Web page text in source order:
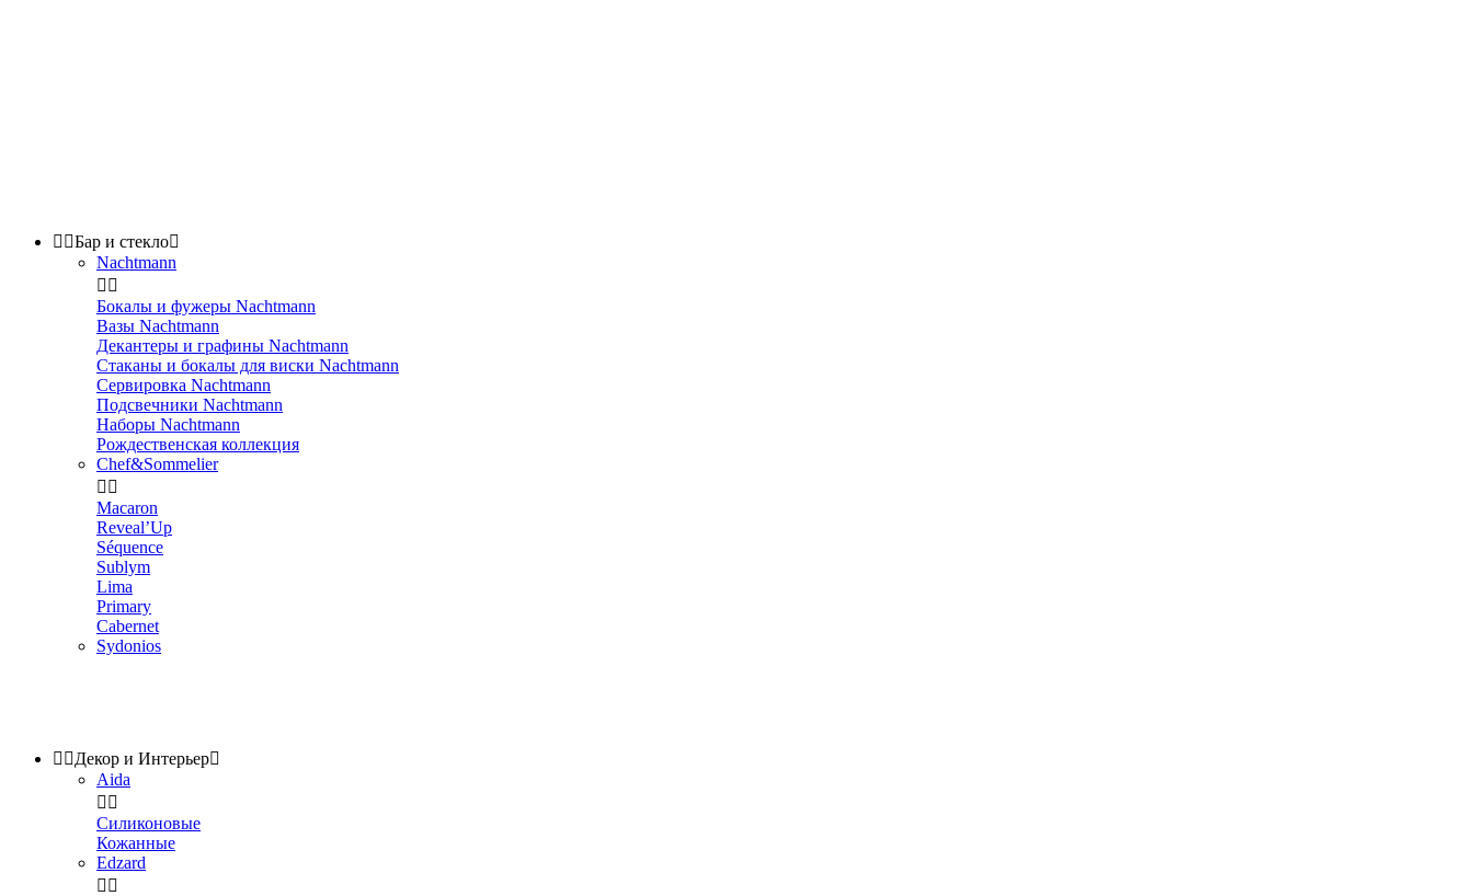
 Бар и стекло
Nachtmann
 
Бокалы и фужеры Nachtmann
Вазы Nachtmann
Декантеры и графины Nachtmann
Стаканы и бокалы для виски Nachtmann
Сервировка Nachtmann
Подсвечники Nachtmann
Наборы Nachtmann
Рождественская коллекция
Chef&Sommelier
 
Macaron
Reveal’Up
Séquence
Sublym
Lima
Primary
Cabernet
Sydonios
 Декор и Интерьер
Aida
 
Силиконовые
Кожанные
Edzard
 